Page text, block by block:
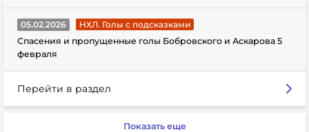
05.02.2026
НХЛ. Голы с подсказками
Спасения и пропущенные голы Бобровского и Аскарова 5
февраля
Перейти в раздел
Показать еще